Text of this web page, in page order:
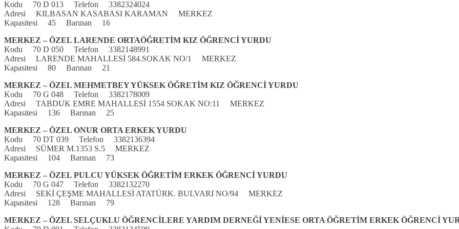
Kodu 70 D 013 Telefon 3382324024
Adresi KILBASAN KASABASI KARAMAN MERKEZ
Kapasitesi 45 Barınan 16
MERKEZ – ÖZEL LARENDE ORTAÖĞRETİM KIZ ÖĞRENCİ YURDU
Kodu 70 D 050 Telefon 3382148991
Adresi LARENDE MAHALLESİ 584.SOKAK NO/1 MERKEZ
Kapasitesi 80 Barınan 21
MERKEZ – ÖZEL MEHMETBEY YÜKSEK ÖĞRETİM KIZ ÖĞRENCİ YURDU
Kodu 70 G 048 Telefon 3382178009
Adresi TABDUK EMRE MAHALLESİ 1554 SOKAK NO:11 MERKEZ
Kapasitesi 136 Barınan 25
MERKEZ – ÖZEL ONUR ORTA ERKEK YURDU
Kodu 70 DT 039 Telefon 3382136394
Adresi SÜMER M.1353 S.5 MERKEZ
Kapasitesi 104 Barınan 73
MERKEZ – ÖZEL PULCU YÜKSEK ÖĞRETİM ERKEK ÖĞRENCİ YURDU
Kodu 70 G 047 Telefon 3382132270
Adresi SEKİ ÇEŞME MAHALLESİ ATATÜRK. BULVARI NO/94 MERKEZ
Kapasitesi 128 Barınan 79
MERKEZ – ÖZEL SELÇUKLU ÖĞRENCİLERE YARDIM DERNEĞİ YENİESE ORTA ÖĞRETİM ERKEK ÖĞRENCİ